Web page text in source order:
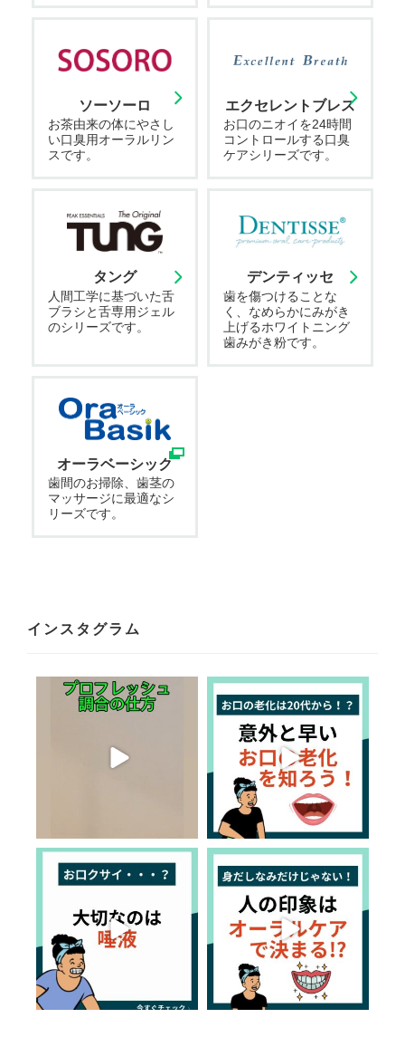
ソーソーロ
お茶由来の体にやさし
い口臭用オーラルリン
スです。
エクセレントブレス
お口のニオイを24時間
コントロールする口臭
ケアシリーズです。
タング
人間工学に基づいた舌
ブラシと舌専用ジェル
のシリーズです。
デンティッセ
歯を傷つけることな
く、なめらかにみがき
上げるホワイトニング
歯みがき粉です。
オーラベーシック
歯間のお掃除、歯茎の
マッサージに最適なシ
リーズです。
インスタグラム